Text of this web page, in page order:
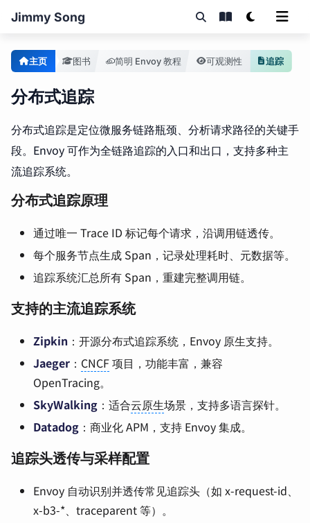
Jimmy Song
主页 图书 简明 Envoy 教程 可观测性 追踪
分布式追踪
分布式追踪是定位微服务链路瓶颈、分析请求路径的关键手
段。Envoy 可作为全链路追踪的入口和出口，支持多种主
流追踪系统。
分布式追踪原理
通过唯一 Trace ID 标记每个请求，沿调用链透传。
每个服务节点生成 Span，记录处理耗时、元数据等。
追踪系统汇总所有 Span，重建完整调用链。
支持的主流追踪系统
Zipkin ：开源分布式追踪系统，Envoy 原生支持。
Jaeger ： CNCF项目，功能丰富，兼容
OpenTracing。
SkyWalking ：适合云原生场景，支持多语言探针。
Datadog ：商业化 APM，支持 Envoy 集成。
追踪头透传与采样配置
Envoy 自动识别并透传常见追踪头（如 x-request-id、
x-b3-*、traceparent 等）。